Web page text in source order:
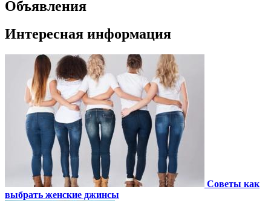
Объявления
Интересная информация
Советы как
выбрать женские джинсы